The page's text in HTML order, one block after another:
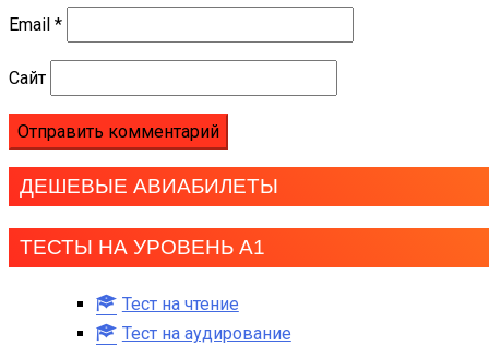
Email *
Сайт
ДЕШЕВЫЕ АВИАБИЛЕТЫ
ТЕСТЫ НА УРОВЕНЬ А1
Тест на чтение
Тест на аудирование